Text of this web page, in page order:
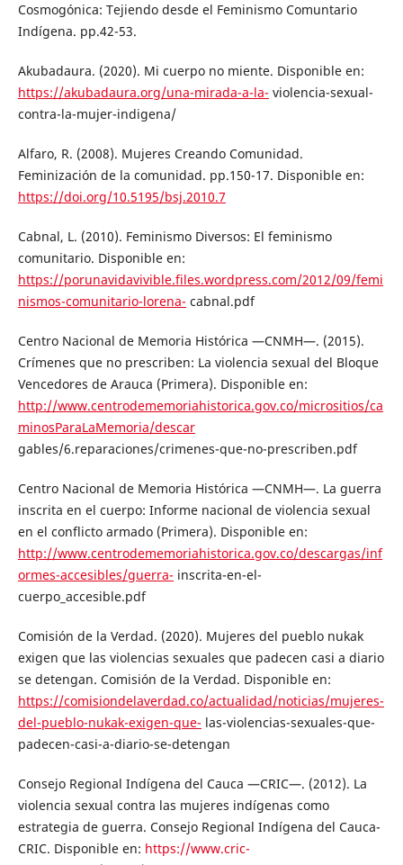
Cosmogónica: Tejiendo desde el Feminismo Comuntario
Indígena. pp.42-53.
Akubadaura. (2020). Mi cuerpo no miente. Disponible en:
https://akubadaura.org/una-mirada-a-la- violencia-sexual-
contra-la-mujer-indigena/
Alfaro, R. (2008). Mujeres Creando Comunidad.
Feminización de la comunidad. pp.150-17. Disponible en:
https://doi.org/10.5195/bsj.2010.7
Cabnal, L. (2010). Feminismo Diversos: El feminismo
comunitario. Disponible en:
https://porunavidavivible.files.wordpress.com/2012/09/femi
nismos-comunitario-lorena- cabnal.pdf
Centro Nacional de Memoria Histórica —CNMH—. (2015).
Crímenes que no prescriben: La violencia sexual del Bloque
Vencedores de Arauca (Primera). Disponible en:
http://www.centrodememoriahistorica.gov.co/micrositios/ca
minosParaLaMemoria/descar
gables/6.reparaciones/crimenes-que-no-prescriben.pdf
Centro Nacional de Memoria Histórica —CNMH—. La guerra
inscrita en el cuerpo: Informe nacional de violencia sexual
en el conflicto armado (Primera). Disponible en:
http://www.centrodememoriahistorica.gov.co/descargas/inf
ormes-accesibles/guerra- inscrita-en-el-
cuerpo_accesible.pdf
Comisión de la Verdad. (2020). Mujeres del pueblo nukak
exigen que las violencias sexuales que padecen casi a diario
se detengan. Comisión de la Verdad. Disponible en:
https://comisiondelaverdad.co/actualidad/noticias/mujeres-
del-pueblo-nukak-exigen-que- las-violencias-sexuales-que-
padecen-casi-a-diario-se-detengan
Consejo Regional Indígena del Cauca —CRIC—. (2012). La
violencia sexual contra las mujeres indígenas como
estrategia de guerra. Consejo Regional Indígena del Cauca-
CRIC. Disponible en: https://www.cric-